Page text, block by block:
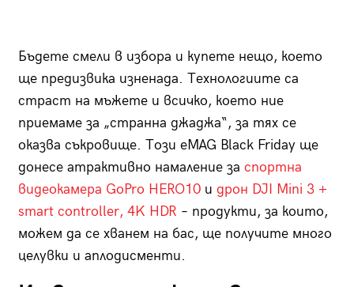
Бъдете смели в избора и купете нещо, което
ще предизвика изненада. Технологиите са
страст на мъжете и всичко, което ние
приемаме за „странна джаджа“, за тях се
оказва съкровище. Този eMAG Black Friday ще
донесе атрактивно намаление за спортна
видеокамера GoPro HERO10и дрон DJI Mini 3 +
smart controller, 4K HDR – продукти, за които,
можем да се хванем на бас, ще получите много
целувки и аплодисменти.